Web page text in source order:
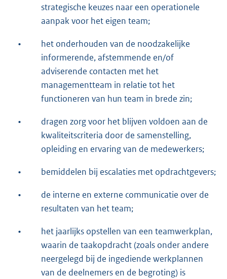
strategische keuzes naar een operationele
aanpak voor het eigen team;
•
het onderhouden van de noodzakelijke
informerende, afstemmende en/of
adviserende contacten met het
managementteam in relatie tot het
functioneren van hun team in brede zin;
•
dragen zorg voor het blijven voldoen aan de
kwaliteitscriteria door de samenstelling,
opleiding en ervaring van de medewerkers;
• bemiddelen bij escalaties met opdrachtgevers;
•
de interne en externe communicatie over de
resultaten van het team;
•
het jaarlijks opstellen van een teamwerkplan,
waarin de taakopdracht (zoals onder andere
neergelegd bij de ingediende werkplannen
van de deelnemers en de begroting) is